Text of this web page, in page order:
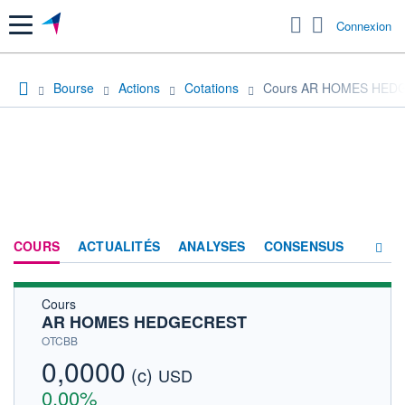
Menu Connexion
Bourse Actions Cotations Cours AR HOMES
COURS ACTUALITÉS ANALYSES CONSENSUS
Cours
AR HOMES HEDGECREST
OTCBB
0,0000 (c) USD
0,00%